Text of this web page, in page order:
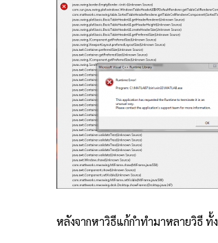
หลังจากหาวิธีแก้กำทำมาหลายวิธี ทั้ง